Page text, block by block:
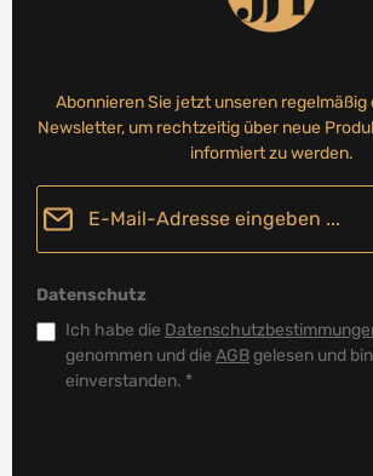
Abonnieren Sie jetzt unseren
Newsletter, um rechtzeitig über neue
informiert zu werden.
Datenschutz
Ich habe die
genommen und die AGBgelesen und
einverstanden. *